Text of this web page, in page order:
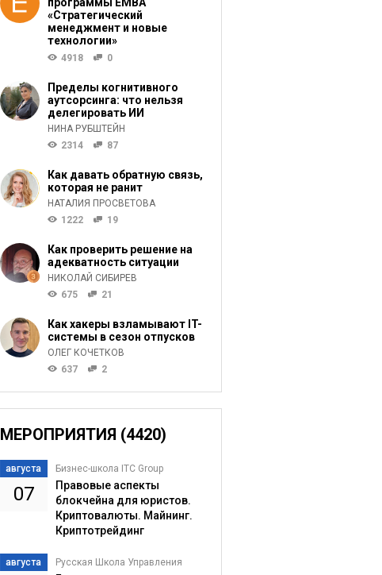
«Стратегический
менеджмент и новые
технологии»
4918 0
Пределы когнитивного
аутсорсинга: что нельзя
делегировать ИИ
НИНА РУБШТЕЙН
2314
87
Как давать обратную связь,
которая не ранит
НАТАЛИЯ ПРОСВЕТОВА
1222
19
Как проверить решение на
адекватность ситуации
НИКОЛАЙ СИБИРЕВ
675
21
Как хакеры взламывают IT-
системы в сезон отпусков
ОЛЕГ КОЧЕТКОВ
637
2
МЕРОПРИЯТИЯ (4420)
августа
07
Бизнес-школа ITC Group
Правовые аспекты
блокчейна для юристов.
Криптовалюты. Майнинг.
Криптотрейдинг
августа Русская Школа Управления